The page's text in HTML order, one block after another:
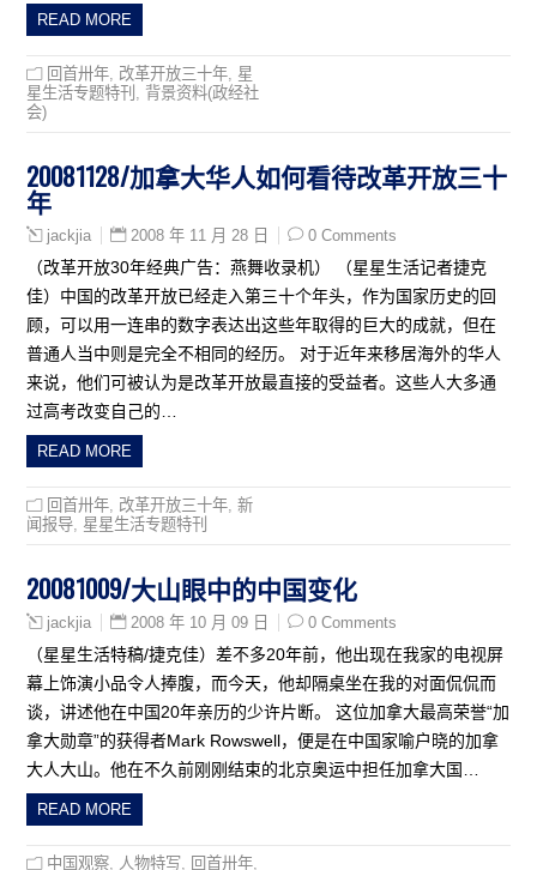
READ MORE
回首卅年 改革开放三十年 星
星生活专题特刊
背景资料(政经社
会)
20081128/加拿大华人如何看待改革开放三十
年
jackjia 2008 年 11 月 28 日 0 Comments
（改革开放30年经典广告：燕舞收录机） （星星生活记者捷克
佳）中国的改革开放已经走入第三十个年头，作为国家历史的回
顾，可以用一连串的数字表达出这些年取得的巨大的成就，但在
普通人当中则是完全不相同的经历。 对于近年来移居海外的华人
来说，他们可被认为是改革开放最直接的受益者。这些人大多通
过高考改变自己的…
READ MORE
回首卅年 改革开放三十年 ,新
闻报导 星星生活专题特刊
20081009/大山眼中的中国变化
jackjia 2008 年 10 月 09 日 0 Comments
（星星生活特稿/捷克佳）差不多20年前，他出现在我家的电视屏
幕上饰演小品令人捧腹，而今天，他却隔桌坐在我的对面侃侃而
谈，讲述他在中国20年亲历的少许片断。 这位加拿大最高荣誉“加
拿大勋章”的获得者Mark Rowswell，便是在中国家喻户晓的加拿
大人大山。他在不久前刚刚结束的北京奥运中担任加拿大国…
READ MORE
中国观察 人物特写 回首卅年